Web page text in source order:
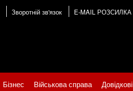
Зворотній зв'язок E-MAIL РОЗСИЛКА
Бізнес Військова справа Довідкові